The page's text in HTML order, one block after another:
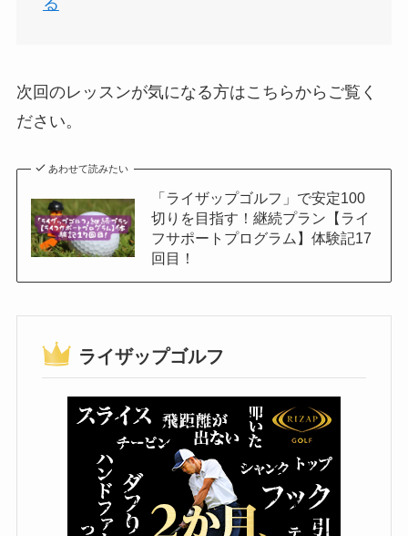
る
次回のレッスンが気になる方はこちらからご覧く
ださい。
あわせて読みたい
「ライザップゴルフ」で安定100
切りを目指す！継続プラン【ライ
フサポートプログラム】体験記17
回目！
ライザップゴルフ